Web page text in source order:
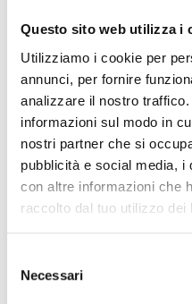
Questo sito web utilizza i
Utilizziamo i cookie per
annunci, per fornire
analizzare il nostro
informazioni sul modo in
nostri partner che si
pubblicità e social media, i
con altre informazioni che
raccolto dal tuo utilizzo dei
delNecessari
PREPARATION
Make a sauté with 1/4
EVO oil and prepare a
Juice. Cook for c. 15
let rest. Once cooled,
sauce.
Boil Penne pasta in a
sauce.